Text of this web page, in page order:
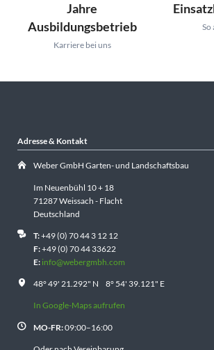
Jahre
Ausbildungsbetrieb
Karriere bei uns
So
Adresse & Kontakt
Weber GmbH Garten- und Landschaftsbau
Im Neuenbühl 10 + 18
71287 Weissach - Flacht
Deutschland
T:+49 (0) 70 44 3 12 12
F:+49 (0) 70 44 33622
E: info@webergmbh.com
48° 49' 21.292" N 8° 54' 39.121" E
In Google-Maps aufrufen
MO-FR:09:00–16:00